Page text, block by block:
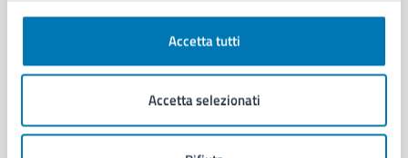
Accetta tutti
Accetta selezionati
Educazione e formazione
Giustizia e sicurezza pubblica
Salute, benessere e assistenza